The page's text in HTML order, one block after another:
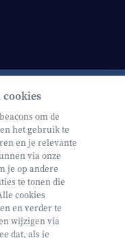
cookies
om de
het gebruik te
en je relevante
via onze
je op andere
te tonen die
cookies
en verder te
wijzigen via
dat, als je